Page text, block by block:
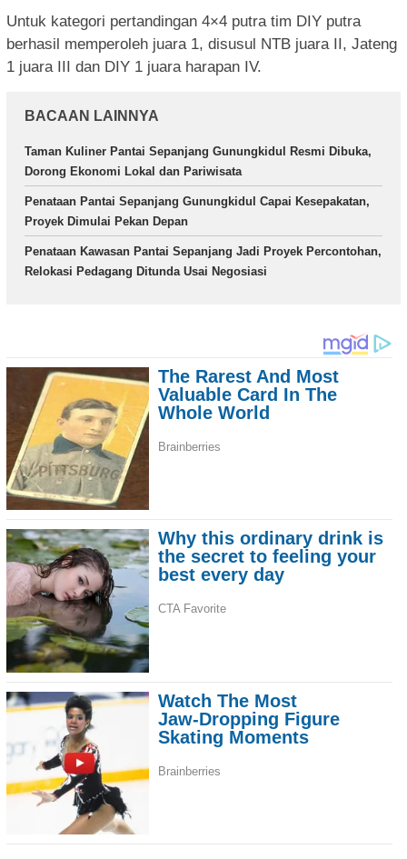
Untuk kategori pertandingan 4×4 putra tim DIY putra
berhasil memperoleh juara 1, disusul NTB juara II, Jateng
1 juara III dan DIY 1 juara harapan IV.
BACAAN LAINNYA
Taman Kuliner Pantai Sepanjang Gunungkidul Resmi Dibuka,
Dorong Ekonomi Lokal dan Pariwisata
Penataan Pantai Sepanjang Gunungkidul Capai Kesepakatan,
Proyek Dimulai Pekan Depan
Penataan Kawasan Pantai Sepanjang Jadi Proyek Percontohan,
Relokasi Pedagang Ditunda Usai Negosiasi